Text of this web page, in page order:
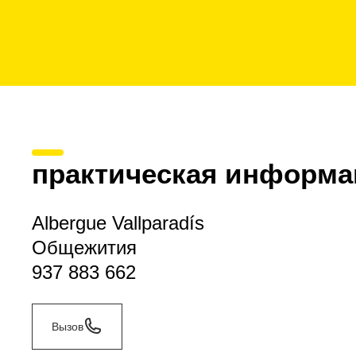
практическая
Albergue Vallparadís
Общежития
937 883 662
Вызов